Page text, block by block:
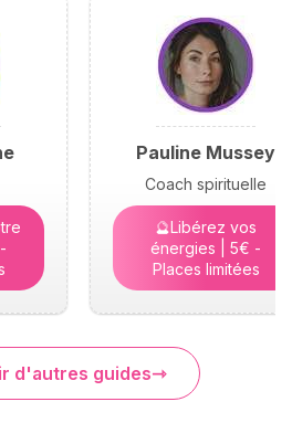
Pauline Mussey
Coach spirituelle
🔮Libérez vos
énergies | 5€ -
Places limitées
d'autres guides